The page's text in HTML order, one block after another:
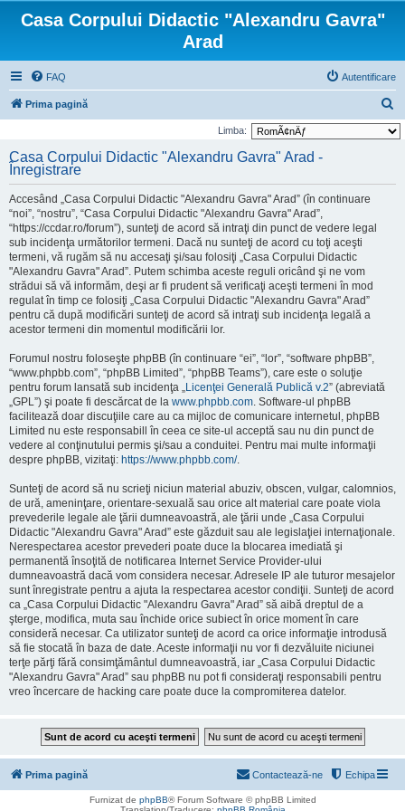
Casa Corpului Didactic "Alexandru Gavra"
Arad
FAQ Autentificare
Prima pagină
ă
Limba:
Casa Corpului Didactic "Alexandru Gavra" Arad -
Înregistrare
Accesând „Casa Corpului Didactic "Alexandru Gavra" Arad” (în continuare
“noi”, “nostru”, “Casa Corpului Didactic "Alexandru Gavra" Arad”,
“https://ccdar.ro/forum”), sunteţi de acord să intraţi din punct de vedere legal
sub incidenţa următorilor termeni. Dacă nu sunteţi de acord cu toţi aceşti
termeni, vă rugăm să nu accesaţi şi/sau folosiţi „Casa Corpului Didactic
"Alexandru Gavra" Arad”. Putem schimba aceste reguli oricând şi ne vom
strădui să vă informăm, deşi ar fi prudent să verificaţi aceşti termeni în mod
regulat în timp ce folosiţi „Casa Corpului Didactic "Alexandru Gavra" Arad”
pentru că după modificări sunteţi de acord să intraţi sub incidenţa legală a
acestor termeni din momentul modificării lor.
Forumul nostru foloseşte phpBB (în continuare “ei”, “lor”, “software phpBB”,
“www.phpbb.com”, “phpBB Limited”, “phpBB Teams”), care este o soluţie
pentru forum lansată sub incidenţa „Licenţei Generală Publică v.2” (abreviată
„GPL”) şi poate fi descărcat de la www.phpbb.com. Software-ul phpBB
facilitează doar discuţiile care au ca mijloc de comunicare internetul, phpBB
Limited nu este responsabill în ceea ce site-ul acceptă sau nu din punct de
vedere al conţinutului permis şi/sau a conduitei. Pentru mai multe informaţii
despre phpBB, vizitaţi: https://www.phpbb.com/.
Sunteţi de acord să nu scrieţi niciun material abuziv, obscen, vulgar, calomnios,
de ură, ameninţare, orientare-sexuală sau orice alt material care poate viola
prevederile legale ale ţării dumneavoastră, ale ţării unde „Casa Corpului
Didactic "Alexandru Gavra" Arad” este găzduit sau ale legislaţiei internaţionale.
Nerespectarea acestor prevederi poate duce la blocarea imediată şi
permanentă însoţită de notificarea Internet Service Provider-ului
dumneavoastră dacă vom considera necesar. Adresele IP ale tuturor mesajelor
sunt înregistrate pentru a ajuta la respectarea acestor condiţii. Sunteţi de acord
ca „Casa Corpului Didactic "Alexandru Gavra" Arad” să aibă dreptul de a
şterge, modifica, muta sau închide orice subiect în orice moment în care
consideră necesar. Ca utilizator sunteţi de acord ca orice informaţie introdusă
să fie stocată în baza de date. Aceste informaţii nu vor fi dezvăluite niciunei
terţe părţi fără consimţământul dumneavoastră, iar „Casa Corpului Didactic
"Alexandru Gavra" Arad” sau phpBB nu pot fi consideraţi responsabili pentru
vreo încercare de hacking care poate duce la compromiterea datelor.
Prima pagină Echipa
Contactează-ne
Furnizat de phpBB® Forum Software © phpBB Limited